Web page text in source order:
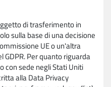
di trasferimento in
sulla base di una decisione
UE o un'altra
GDPR. Per quanto riguarda
con sede negli Stati Uniti
alla Data Privacy